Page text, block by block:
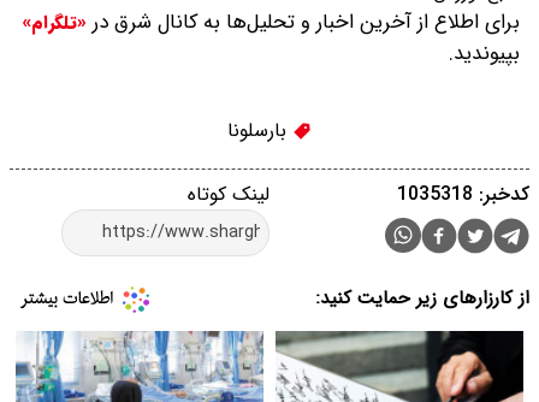
برای اطلاع از آخرین اخبار و تحلیل‌ها به کانال شرق در «تلگرام»
بپیوندید.
بارسلونا
لینک کوتاه کدخبر: 1035318
از کارزارهای زیر حمایت کنید: